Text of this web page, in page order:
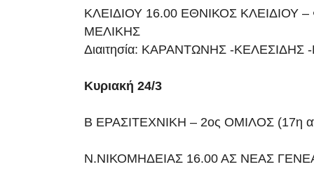
ΚΛΕΙΔΙΟΥ 16.00 ΕΘΝΙΚΟΣ ΚΛΕΙΔΙΟΥ
ΜΕΛΙΚΗΣ
Διαιτησία: ΚΑΡΑΝΤΩΝΗΣ -ΚΕΛΕΣΙΔΗΣ
Κυριακή 24/3
Β ΕΡΑΣΙΤΕΧΝΙΚΗ – 2ος ΟΜΙΛΟΣ (17η
Ν.ΝΙΚΟΜΗΔΕΙΑΣ 16.00 ΑΣ ΝΕΑΣ